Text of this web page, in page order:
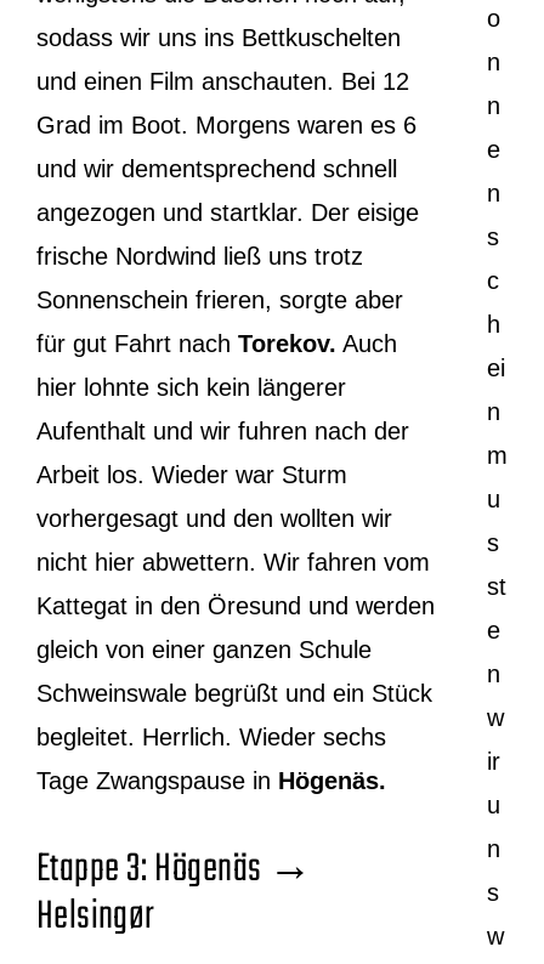
o
n
n
e
n
s
c
h
ei
n
m
u
s
st
e
n
w
ir
u
n
s
w
sodass wir uns ins Bettkuschelten
und einen Film anschauten. Bei 12
Grad im Boot. Morgens waren es 6
und wir dementsprechend schnell
angezogen und startklar. Der eisige
frische Nordwind ließ uns trotz
Sonnenschein frieren, sorgte aber
für gut Fahrt nach Torekov. Auch
hier lohnte sich kein längerer
Aufenthalt und wir fuhren nach der
Arbeit los. Wieder war Sturm
vorhergesagt und den wollten wir
nicht hier abwettern. Wir fahren vom
Kattegat in den Öresund und werden
gleich von einer ganzen Schule
Schweinswale begrüßt und ein Stück
begleitet. Herrlich. Wieder sechs
Tage Zwangspause in Högenäs.
Etappe 3: Högenäs →
Helsingør